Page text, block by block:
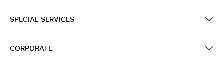
SPECIAL SERVICES
CORPORATE